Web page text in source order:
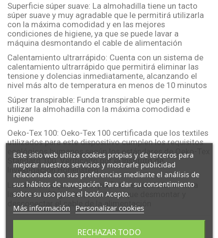
Superficie súper suave: La almohadilla tiene un tacto
súper suave y muy agradable que le permitirá utilizarla
con la máxima comodidad y en las mejores
condiciones de higiene, ya que se puede lavar a
máquina desmontando el cable de alimentación
Calentamiento ultrarrápido: Cuenta con un sistema de
calentamiento ultrarrápido que permitirá eliminar las
tensione y dolencias inmediatamente, alcanzando el
nivel más alto de temperatura en menos de 10 minutos
Súper transpirable: Funda transpirable que permite
utilizar la almohadilla con la máxima comodidad e
higiene
Oeko-Tex 100: Oeko-Tex 100 certificada que los textiles
utilizados para este dispositivo cumplen los requisitos
ecológicos humanos según los estándares de Oeko-Tex
Standard 100. Verificado por el Instituto de
Investigación Hohenstein
Lavable a máquina: La superficie se puede lavar en la
lavadora a 30 grados, solo tiene que desmontar y
desconectar el cable de la alimentación
Este sitio web utiliza cookies propias y de terceros para
mejorar nuestros servicios y mostrarle publicidad
relacionada con sus preferencias mediante el análisis de
sus hábitos de navegación. Para dar su consentimiento
sobre su uso pulse el botón Acepto.
Más información Personalizar cookies
RECHAZAR TODO